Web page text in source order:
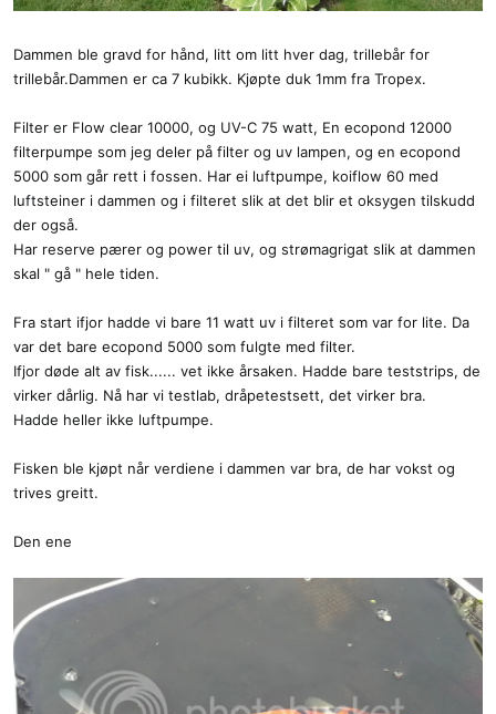
Dammen ble gravd for hånd, litt om litt hver dag, trillebår for
trillebår.Dammen er ca 7 kubikk. Kjøpte duk 1mm fra Tropex.
Filter er Flow clear 10000, og UV-C 75 watt, En ecopond 12000
filterpumpe som jeg deler på filter og uv lampen, og en ecopond
5000 som går rett i fossen. Har ei luftpumpe, koiflow 60 med
luftsteiner i dammen og i filteret slik at det blir et oksygen tilskudd
der også.
Har reserve pærer og power til uv, og strømagrigat slik at dammen
skal " gå " hele tiden.
Fra start ifjor hadde vi bare 11 watt uv i filteret som var for lite. Da
var det bare ecopond 5000 som fulgte med filter.
Ifjor døde alt av fisk...... vet ikke årsaken. Hadde bare teststrips, de
virker dårlig. Nå har vi testlab, dråpetestsett, det virker bra.
Hadde heller ikke luftpumpe.
Fisken ble kjøpt når verdiene i dammen var bra, de har vokst og
trives greitt.
Den ene